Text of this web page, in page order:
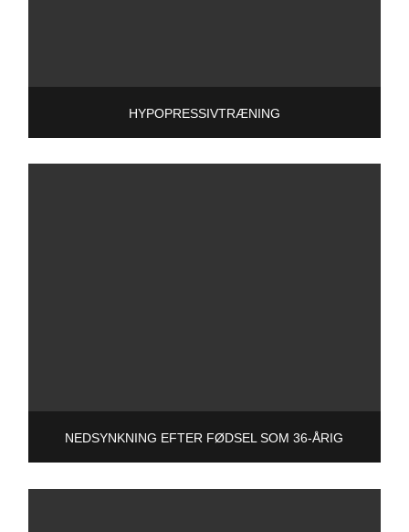
HYPOPRESSIVTRÆNING
NEDSYNKNING EFTER FØDSEL SOM 36-ÅRIG